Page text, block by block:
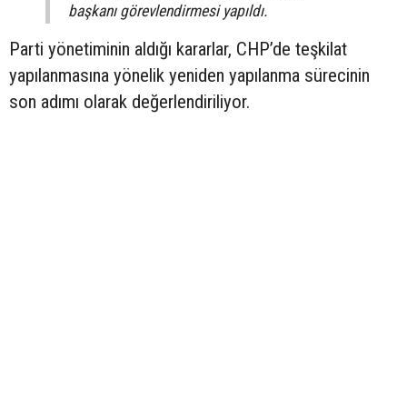
başkanı görevlendirmesi yapıldı.
Parti yönetiminin aldığı kararlar, CHP’de teşkilat
yapılanmasına yönelik yeniden yapılanma sürecinin
son adımı olarak değerlendiriliyor.